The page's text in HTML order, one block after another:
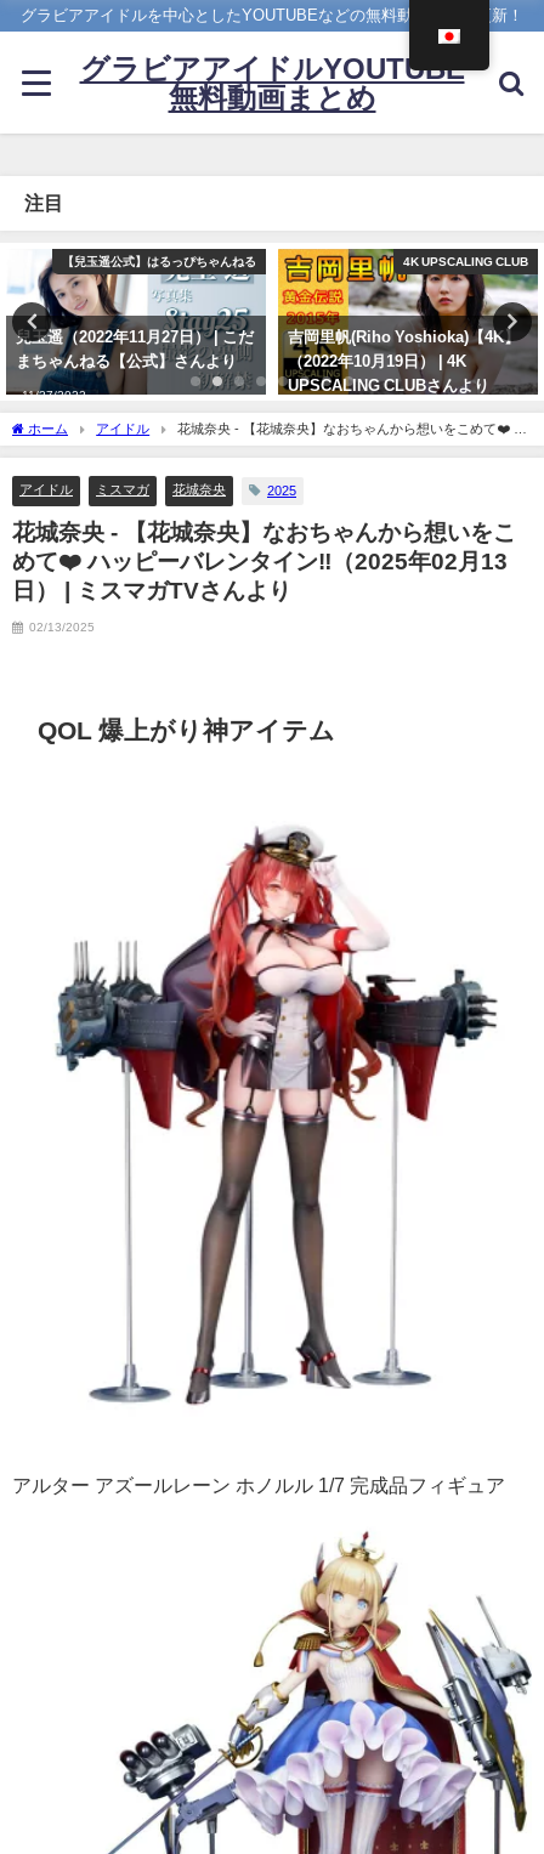
グラビアアイドルを中心としたYOUTUBEなどの無料動画を日々更新！
グラビアアイドルYOUTUBE
無料動画まとめ
注目
4K UPSCALING CLUB
吉岡里帆(Riho Yoshioka)【4K】
（2022年10月19日） | 4K
UPSCALING CLUBさんより
メイキング
菊地姫奈 - 【2023/12/18発売！週
プレNo.1・2付録DVDチラ見せ
♪】『グラジャパ！』ならDVDが
視聴できる♪ #菊地姫奈 Hina
Kikuchi（2023年12月15日） | 週
プレChannel【集英社 週刊プレイ
ボーイ公式】さんより
ホーム アイドル
花城奈央 - 【花城奈央】なおちゃんから想いをこめて❤️ ハ
ッピーバレンタイン‼︎（2025年02月13日） | ミスマガTVさんより
アイドル ミスマガ 花城奈央 2025
花城奈央 - 【花城奈央】なおちゃんから想いをこ
めて❤️ ハッピーバレンタイン‼︎（2025年02月13
日） | ミスマガTVさんより
02/13/2025
QOL 爆上がり神アイテム
アルター アズールレーン ホノルル 1/7 完成品フィギュア